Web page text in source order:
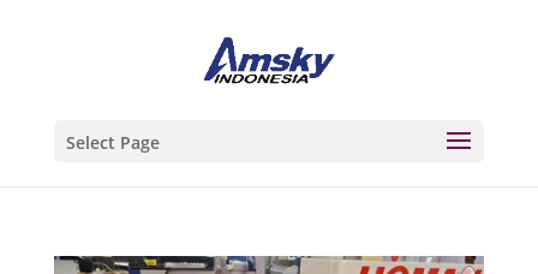
Select Page